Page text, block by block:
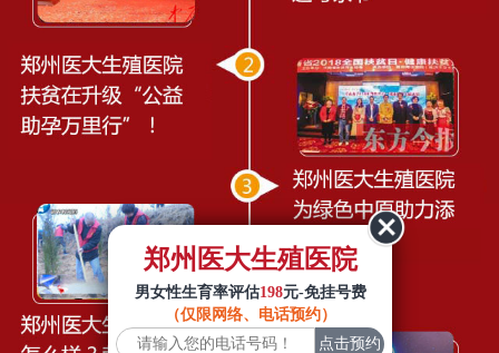
郑州医大生殖医院
男女性生育率评估198元-免挂号费
（仅限网络、电话预约）